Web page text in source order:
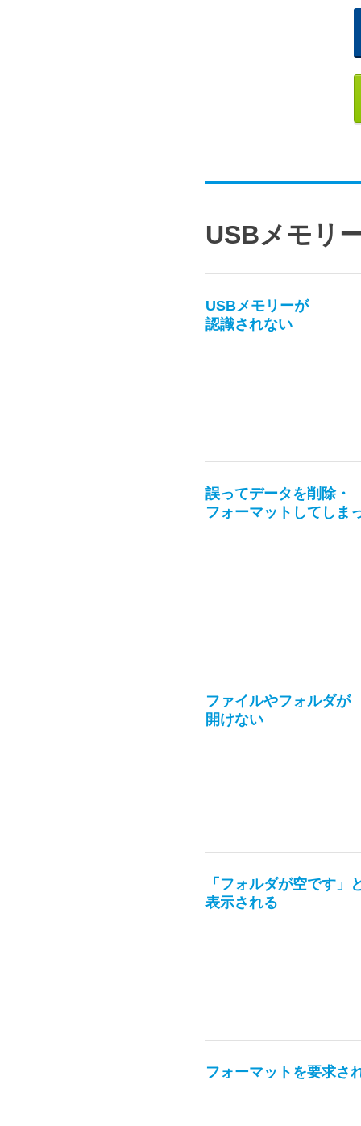
USBメモリ
USBメモリーが
認識されない
誤ってデータを削除・
フォーマットしてしま
ファイルやフォルダが
開けない
「フォルダが空です」
表示される
フォーマットを要求さ